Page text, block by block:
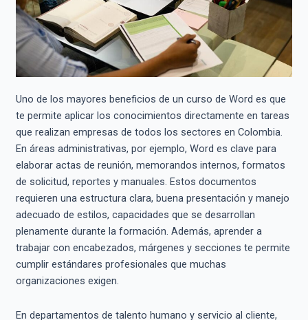
Uno de los mayores beneficios de un curso de Word es que
te permite aplicar los conocimientos directamente en tareas
que realizan empresas de todos los sectores en Colombia.
En áreas administrativas, por ejemplo, Word es clave para
elaborar actas de reunión, memorandos internos, formatos
de solicitud, reportes y manuales. Estos documentos
requieren una estructura clara, buena presentación y manejo
adecuado de estilos, capacidades que se desarrollan
plenamente durante la formación. Además, aprender a
trabajar con encabezados, márgenes y secciones te permite
cumplir estándares profesionales que muchas
organizaciones exigen.
En departamentos de talento humano y servicio al cliente,